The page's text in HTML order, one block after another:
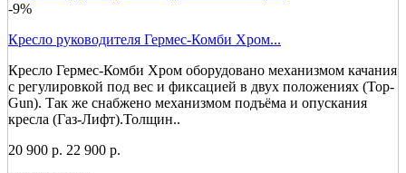
-9%
Кресло руководителя Гермес-Комби Хром...
Кресло Гермес-Комби Хром оборудовано механизмом качания
с регулировкой под вес и фиксацией в двух положениях (Top-
Gun). Так же снабжено механизмом подъёма и опускания
кресла (Газ-Лифт).Толщин..
20 900 р. 22 900 р.